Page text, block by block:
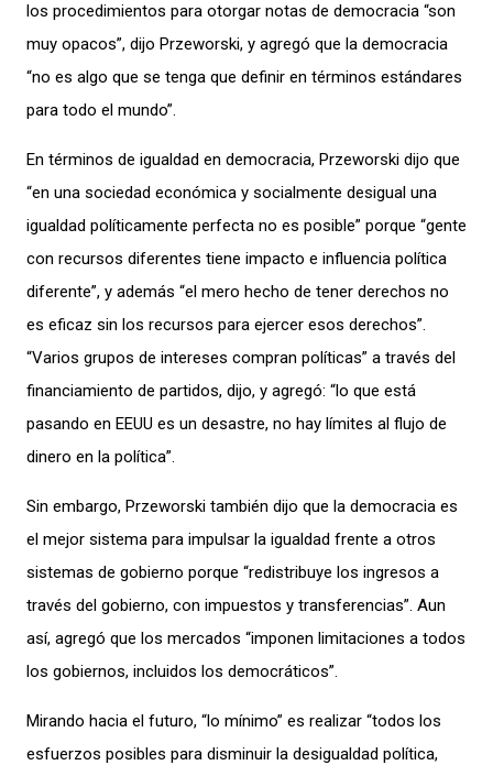
los procedimientos para otorgar notas de democracia “son
muy opacos”, dijo Przeworski, y agregó que la democracia
“no es algo que se tenga que definir en términos estándares
para todo el mundo”.
En términos de igualdad en democracia, Przeworski dijo que
“en una sociedad económica y socialmente desigual una
igualdad políticamente perfecta no es posible” porque “gente
con recursos diferentes tiene impacto e influencia política
diferente”, y además “el mero hecho de tener derechos no
es eficaz sin los recursos para ejercer esos derechos”.
“Varios grupos de intereses compran políticas” a través del
financiamiento de partidos, dijo, y agregó: “lo que está
pasando en EEUU es un desastre, no hay límites al flujo de
dinero en la política”.
Sin embargo, Przeworski también dijo que la democracia es
el mejor sistema para impulsar la igualdad frente a otros
sistemas de gobierno porque “redistribuye los ingresos a
través del gobierno, con impuestos y transferencias”. Aun
así, agregó que los mercados “imponen limitaciones a todos
los gobiernos, incluidos los democráticos”.
Mirando hacia el futuro, “lo mínimo” es realizar “todos los
esfuerzos posibles para disminuir la desigualdad política,